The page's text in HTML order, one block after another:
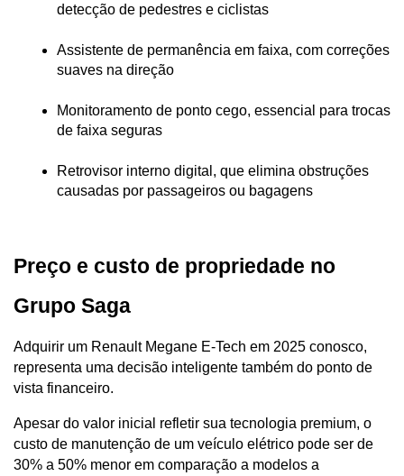
detecção de pedestres e ciclistas
Assistente de permanência em faixa, com correções
suaves na direção
Monitoramento de ponto cego, essencial para trocas
de faixa seguras
Retrovisor interno digital, que elimina obstruções
causadas por passageiros ou bagagens
Preço e custo de propriedade no
Grupo Saga
Adquirir um Renault Megane E-Tech em 2025 conosco,
representa uma decisão inteligente também do ponto de
vista financeiro.
Apesar do valor inicial refletir sua tecnologia premium, o
custo de manutenção de um veículo elétrico pode ser de
30% a 50% menor em comparação a modelos a